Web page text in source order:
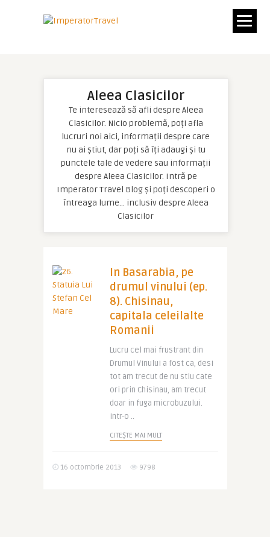
Aleea Clasicilor
Te interesează să afli despre Aleea
Clasicilor. Nicio problemă, poți afla
lucruri noi aici, informații despre care
nu ai știut, dar poți să îți adaugi și tu
punctele tale de vedere sau informații
despre Aleea Clasicilor. Intră pe
Imperator Travel Blog și poți descoperi o
întreaga lume… inclusiv despre Aleea
Clasicilor
In Basarabia, pe
drumul vinului (ep.
8). Chisinau,
capitala celeilalte
Romanii
Lucru cel mai frustrant din
Drumul Vinului a fost ca, desi
tot am trecut de nu stiu cate
ori prin Chisinau, am trecut
doar in fuga microbuzului.
Intr-o ..
CITEȘTE MAI MULT
16 octombrie 2013 9798